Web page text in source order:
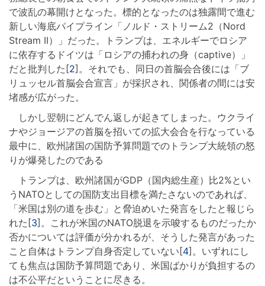
で波乱の幕開けとなった。標的となったのは独露間で進む
新しい海底パイプライン「ノルド・ストリーム2（Nord
Stream II）」だった。トランプは、エネルギーでロシア
に依存するドイツは「ロシアの捕われの身（captive）」
だと批判した[2]。それでも、同日の首脳会合後には「ブ
リュッセル首脳会合宣言」が採択され、関係者の間には安
堵感が広がった。
しかし翌朝にどんでん返しが起きてしまった。ウクライ
ナやジョージアの首脳を招いての拡大会合を行なっている
最中に、欧州諸国の国防予算問題でのトランプ大統領の怒
りが爆発したのである
トランプは、欧州諸国がGDP（国内総生産）比2%とい
うNATOとしての国防支出目標を満たさないのであれば、
「米国は別の道を歩む」と脅迫めいた発言をしたと報じら
れた[3]。これが米国のNATO脱退を示唆するものだったか
否かについては評価が分かれるが、そうした発言があった
こと自体はトランプ自身否定していない[4]。いずれにし
ても焦点は国防予算問題であり、米国ばかりが負担するの
は不公平だということに尽きる。